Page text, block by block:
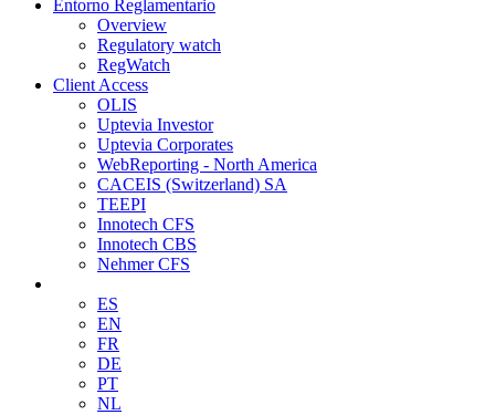
Entorno Reglamentario
Overview
Regulatory watch
RegWatch
Client Access
OLIS
Uptevia Investor
Uptevia Corporates
WebReporting - North America
CACEIS (Switzerland) SA
TEEPI
Innotech CFS
Innotech CBS
Nehmer CFS
ES
EN
FR
DE
PT
NL